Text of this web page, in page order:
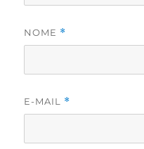
NOME *
E-MAIL *